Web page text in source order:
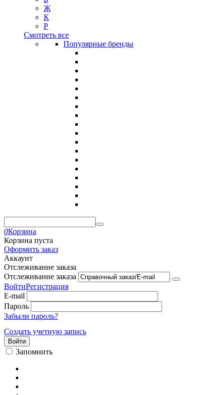
Ж
К
Р
Смотреть все
Популярные бренды
0Корзина
Корзина пуста
Оформить заказ
Аккаунт
Отслеживание заказа
Отслеживание заказа
ВойтиРегистрация
E-mail
Пароль
Забыли пароль?
Создать учетную запись
Войти
Запомнить